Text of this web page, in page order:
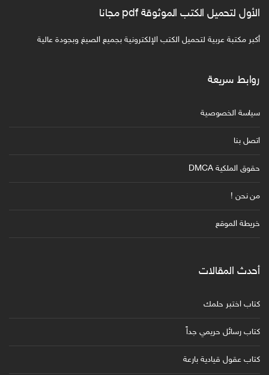
الأول لتحميل الكتب الموثوقة pdf مجانا
أكبر مكتبة عربية لتحميل الكتب الإلكترونية بجميع الصيغ وبجودة عالية
روابط سريعة
سياسة الخصوصية
اتصل بنا
حقوق الملكية DMCA
من نحن !
خريطة الموقع
أحدث المقالات
كتاب اختبر حلمك
كتاب رسائل حريمي جداً
كتاب عقول قيادية بارعة